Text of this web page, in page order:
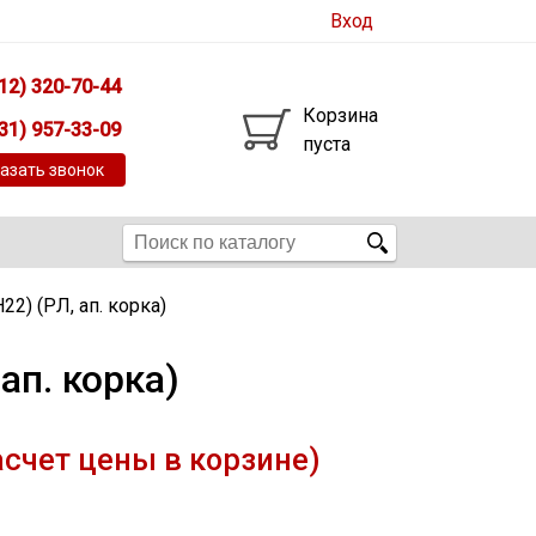
Вход
320-70-44
957-33-09
звонок
Корзина
пуста
(РЛ, ап. корка)
корка)
цены в корзине)